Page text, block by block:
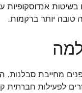
אנדוסקופיות
טובה יותר ברקמות.
מחייבת סבלנות.
לפעילות